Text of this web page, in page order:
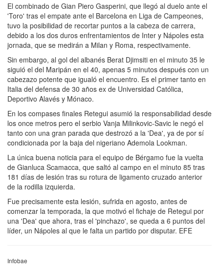
El combinado de Gian Piero Gasperini, que llegó al duelo ante el
'Toro' tras el empate ante el Barcelona en Liga de Campeones,
tuvo la posibilidad de recortar puntos a la cabeza de carrera,
debido a los dos duros enfrentamientos de Inter y Nápoles esta
jornada, que se medirán a Milan y Roma, respectivamente.
Sin embargo, al gol del albanés Berat Djimsiti en el minuto 35 le
siguió el del Maripán en el 40, apenas 5 minutos después con un
cabezazo potente que igualó el encuentro. Es el primer tanto en
Italia del defensa de 30 años ex de Universidad Católica,
Deportivo Alavés y Mónaco.
En los compases finales Retegui asumió la responsabilidad desde
los once metros pero el serbio Vanja Milinkovic-Savic le negó el
tanto con una gran parada que destrozó a la 'Dea', ya de por sí
condicionada por la baja del nigeriano Ademola Lookman.
La única buena noticia para el equipo de Bérgamo fue la vuelta
de Gianluca Scamacca, que saltó al campo en el minuto 85 tras
181 días de lesión tras su rotura de ligamento cruzado anterior
de la rodilla izquierda.
Fue precisamente esta lesión, sufrida en agosto, antes de
comenzar la temporada, la que motivó el fichaje de Retegui por
una 'Dea' que ahora, tras el 'pinchazo', se queda a 6 puntos del
líder, un Nápoles al que le falta un partido por disputar. EFE
Infobae